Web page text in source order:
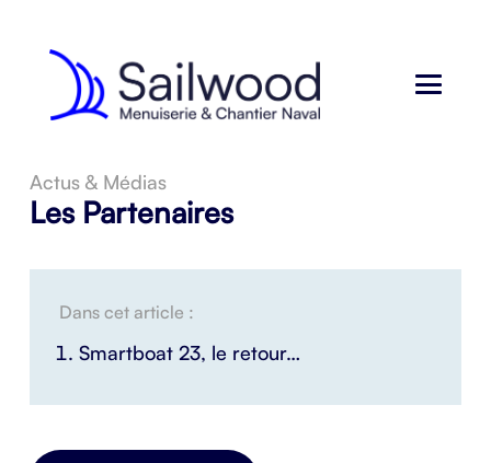
Actus & Médias
Les Partenaires
Dans cet article :
Smartboat 23, le retour…